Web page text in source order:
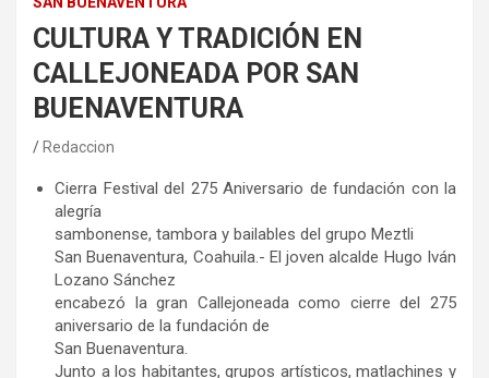
CULTURA Y TRADICIÓN EN
CALLEJONEADA POR SAN
BUENAVENTURA
Redaccion
Cierra Festival del 275 Aniversario de fundación con la
alegría
sambonense, tambora y bailables del grupo Meztli
San Buenaventura, Coahuila.- El joven alcalde Hugo Iván
Lozano Sánchez
encabezó la gran Callejoneada como cierre del 275
aniversario de la fundación de
San Buenaventura.
Junto a los habitantes, grupos artísticos, matlachines y